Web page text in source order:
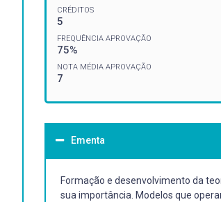
CRÉDITOS
5
FREQUÊNCIA APROVAÇÃO
75%
NOTA MÉDIA APROVAÇÃO
7
Ementa
Formação e desenvolvimento da
sua importância. Modelos que